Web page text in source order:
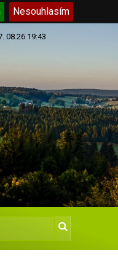
Nesouhlasím
08.26 19:43